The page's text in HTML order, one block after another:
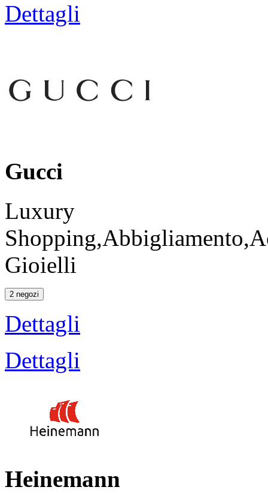
Dettagli
Gucci
Luxury
Gioielli
2 negozi
Dettagli
Dettagli
Heinemann